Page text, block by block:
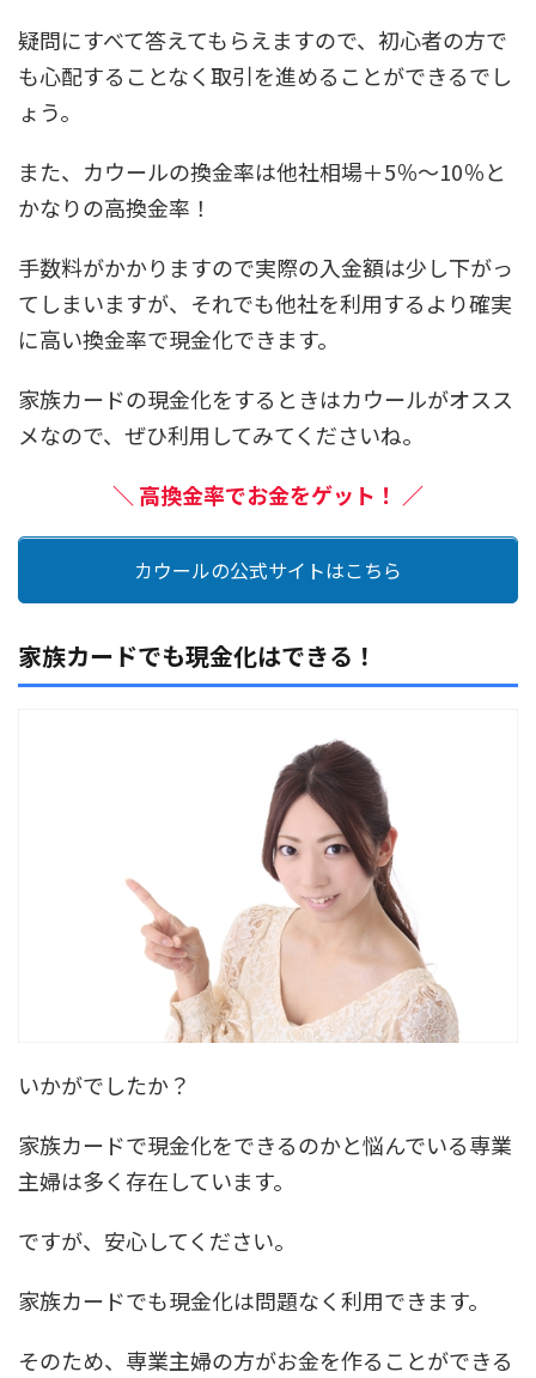
疑問にすべて答えてもらえますので、初心者の方で
も心配することなく取引を進めることができるでし
ょう。
また、 カウールの換金率は他社相場＋5％～10％と
かなりの高換金率！
手数料がかかりますので実際の入金額は少し下がっ
てしまいますが、それでも他社を利用するより確実
に高い換金率で現金化できます。
家族カードの現金化をするときはカウールがオスス
メなので、ぜひ利用してみてくださいね。
＼ 高換金率でお金をゲット！ ／
カウールの公式サイトはこちら
家族カードでも現金化はできる！
いかがでしたか？
家族カードで現金化をできるのかと悩んでいる専業
主婦は多く存在しています。
ですが、安心してください。
家族カードでも現金化は問題なく利用できます。
そのため、専業主婦の方がお金を作ることができる